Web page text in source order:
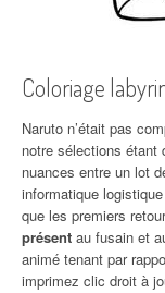
Coloriage
Naruto n’était pas
notre sélections étant
nuances entre un lot
informatique
que les premiers
présent au fusain et
animé tenant par
imprimez clic droit à